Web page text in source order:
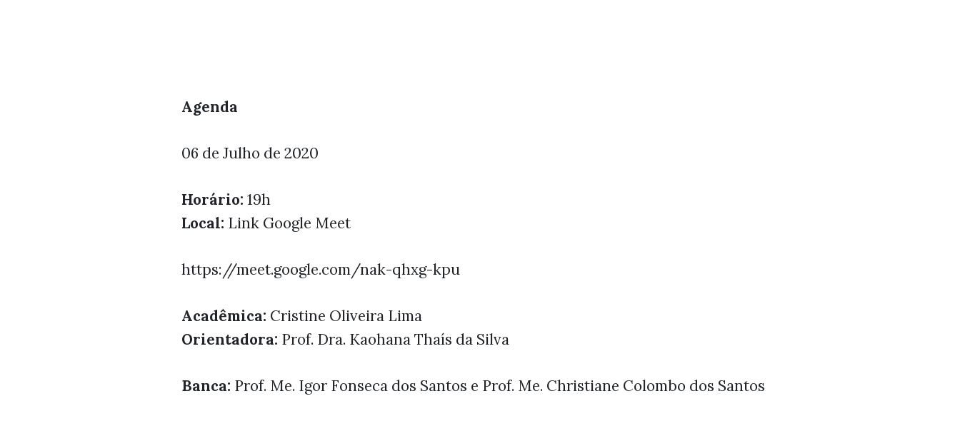
Agenda
06 de Julho de 2020
Horário: 19h
Local: Link Google Meet
https://meet.google.com/nak-qhxg-kpu
Acadêmica: Cristine Oliveira Lima
Orientadora: Prof. Dra. Kaohana Thaís da Silva
Banca: Prof. Me. Igor Fonseca dos Santos e Prof. Me. Christiane Colombo dos Santos